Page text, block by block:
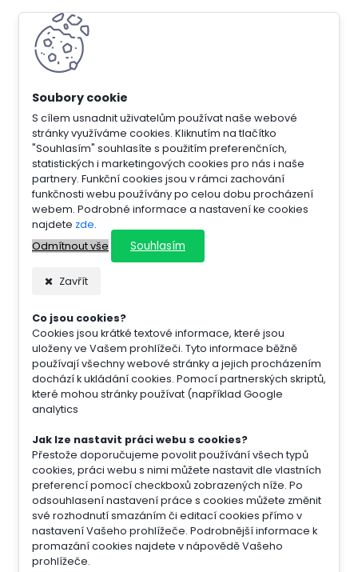
S cílem usnadnit uživatelům používat naše webové
stránky využíváme cookies. Kliknutím na tlačítko
"Souhlasím" souhlasíte s použitím preferenčních,
statistických i marketingových cookies pro nás i naše
partnery. Funkční cookies jsou v rámci zachování
funkčnosti webu používány po celou dobu procházení
webem. Podrobné informace a nastavení ke cookies
najdete zde.
Odmítnout vše
Souhlasím
Zavřít
Co jsou cookies?
Cookies jsou krátké textové informace, které jsou
uloženy ve Vašem prohlížeči. Tyto informace běžně
používají všechny webové stránky a jejich procházením
dochází k ukládání cookies. Pomocí partnerských skriptů,
které mohou stránky používat (například Google
analytics
Jak lze nastavit práci webu s cookies?
Přestože doporučujeme povolit používání všech typů
cookies, práci webu s nimi můžete nastavit dle vlastních
preferencí pomocí checkboxů zobrazených níže. Po
odsouhlasení nastavení práce s cookies můžete změnit
své rozhodnutí smazáním či editací cookies přímo v
nastavení Vašeho prohlížeče. Podrobnější informace k
promazání cookies najdete v nápovědě Vašeho
prohlížeče.